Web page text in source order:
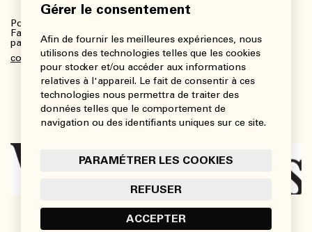
Gérer le consentement
Afin de fournir les meilleures expériences, nous
utilisons des technologies telles que les cookies
pour stocker et/ou accéder aux informations
relatives à l'appareil. Le fait de consentir à ces
technologies nous permettra de traiter des
données telles que le comportement de
navigation ou des identifiants uniques sur ce site.
PARAMÉTRER LES COOKIES
REFUSER
ACCEPTER
Pour plus de renseignements :
Fanny Charbonneau, Responsable des communications,
partenariats et publicités
communications@viedesarts.com